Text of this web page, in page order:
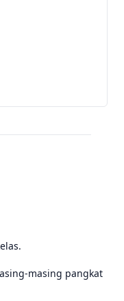
masing pangkat